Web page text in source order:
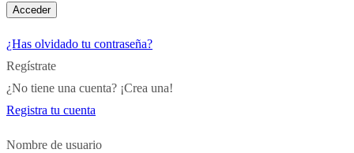
¿Has olvidado tu contraseña?
Regístrate
¿No tiene una cuenta? ¡Crea una!
Registra tu cuenta
Nombre de usuario